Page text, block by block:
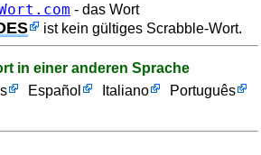
- das Wort
ist kein gültiges Scrabble-Wort.
in einer anderen Sprache
Español Italiano
Português